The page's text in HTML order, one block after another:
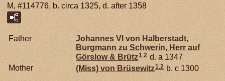
M, #114776, b. circa 1325, d. after 1358
Father Johannes VI von Halberstadt,
Burgmann zu Schwerin, Herr auf
Görslow & Brütz1,2 d. a 1347
Mother
(Miss) von Brüsewitz1,2 b. c 1300